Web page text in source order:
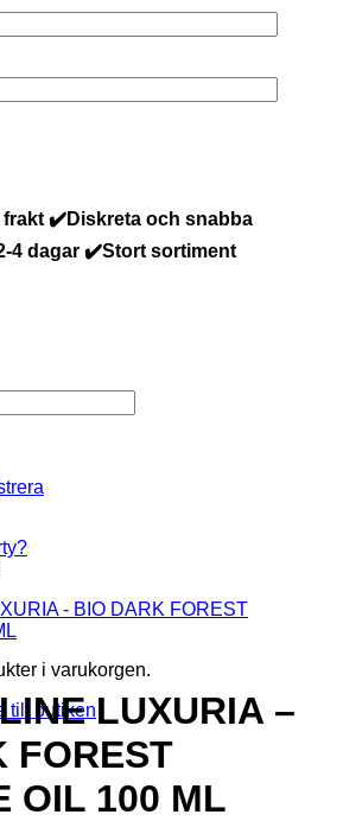
✔️Diskreta och snabba
4 dagar ✔️Stort sortiment
i varukorgen.
till butikenLUXURIA –
FOREST
OIL 100 ML